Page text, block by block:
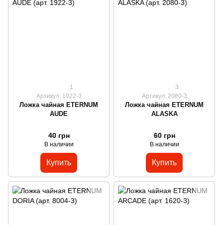
1
Артикул: 1922-3
Ложка чайная ETERNUM
AUDE
40 грн
В наличии
Купить
3
Артикул: 2080-3
Ложка чайная ETERNUM
ALASKA
60 грн
В наличии
Купить